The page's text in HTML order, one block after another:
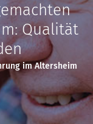
Qualität
im Altersheim